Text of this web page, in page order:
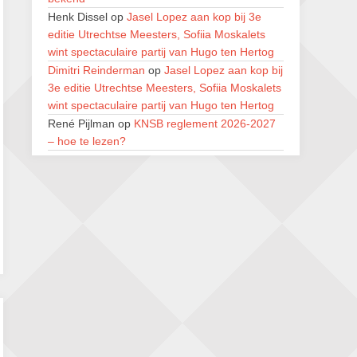
28 augustus 2026 · Haarlem
11e Goirles Weekend Kampioenschap
28 augustus 2026 · Goirle
Keisnel Schaaktoernooi
Kroeg & Loper Leiden
30 augustus 2026 · Leiden
Henk Dissel op Jasel Lopez aan kop bij 3e
editie Utrechtse Meesters, Sofiia Moskalets
wint spectaculaire partij van Hugo ten Hertog
Dimitri Reinderman op Jasel Lopez aan kop bij
3e editie Utrechtse Meesters, Sofiia Moskalets
wint spectaculaire partij van Hugo ten Hertog
René Pijlman op KNSB reglement 2026-2027
– hoe te lezen?
coenjopKNSB reglement 2026-2027 – hoe te